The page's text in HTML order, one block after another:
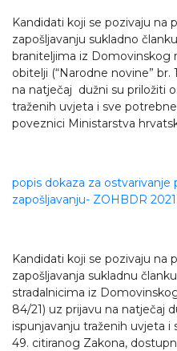
Kandidati koji se pozivaju na
zapošljavanju sukladno
braniteljima iz Domovinskog
obitelji (“Narodne novine” br.
na natječaj dužni su priložiti
traženih uvjeta i sve
poveznici Ministarstva
popis dokaza za ostvarivanje
zapošljavanju- ZOHBDR
Kandidati koji se pozivaju na
zapošljavanja sukladnu
stradalnicima iz
84/21) uz prijavu na natječaj
ispunjavanju traženih uvjeta
49. citiranog Zakona,